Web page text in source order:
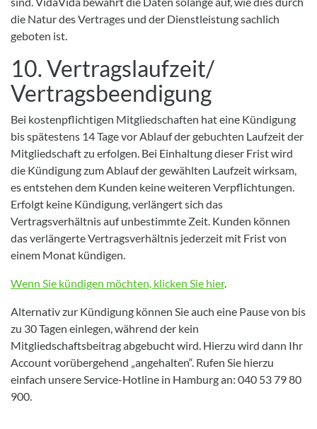
die Natur des Vertrages und der Dienstleistung sachlich
geboten ist.
10. Vertragslaufzeit/
Vertragsbeendigung
Bei kostenpflichtigen Mitgliedschaften hat eine Kündigung
bis spätestens 14 Tage vor Ablauf der gebuchten Laufzeit der
Mitgliedschaft zu erfolgen. Bei Einhaltung dieser Frist wird
die Kündigung zum Ablauf der gewählten Laufzeit wirksam,
es entstehen dem Kunden keine weiteren Verpflichtungen.
Erfolgt keine Kündigung, verlängert sich das
Vertragsverhältnis auf unbestimmte Zeit. Kunden können
das verlängerte Vertragsverhältnis jederzeit mit Frist von
einem Monat kündigen.
Wenn Sie kündigen möchten, klicken Sie hier.
Alternativ zur Kündigung können Sie auch eine Pause von bis
zu 30 Tagen einlegen, während der kein
Mitgliedschaftsbeitrag abgebucht wird. Hierzu wird dann Ihr
Account vorübergehend „angehalten“. Rufen Sie hierzu
einfach unsere Service-Hotline in Hamburg an: 040 53 79 80
900.